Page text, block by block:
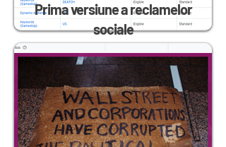
Prima versiune a reclamelor
sociale